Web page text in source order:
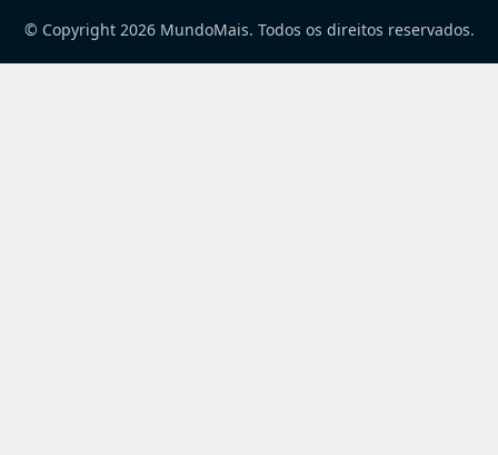
© Copyright 2026 MundoMais. Todos os direitos reservados.